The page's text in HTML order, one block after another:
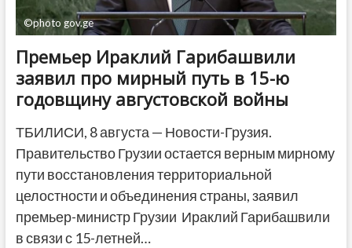
Грузии
©photo gov.ge
Премьер Ираклий Гарибашвили
заявил про мирный путь в 15-ю
годовщину августовской войны
ТБИЛИСИ, 8 августа — Новости-Грузия.
Правительство Грузии остается верным мирному
пути восстановления территориальной
целостности и объединения страны, заявил
премьер-министр Грузии Ираклий Гарибашвили
в связи с 15-летней…